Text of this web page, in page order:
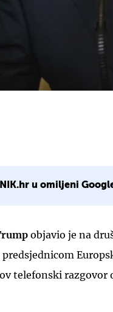
u omiljeni
objavio je na
telefonski razgovor